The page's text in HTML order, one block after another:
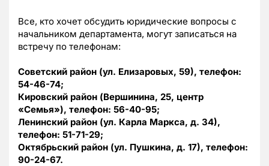
Все, кто хочет обсудить юридические вопросы с
начальником департамента, могут записаться на
встречу по телефонам:
Советский район (ул. Елизаровых, 59), телефон:
54-46-74;
Кировский район (Вершинина, 25, центр
«Семья»), телефон: 56-40-95;
Ленинский район (ул. Карла Маркса, д. 34),
телефон: 51-71-29;
Октябрьский район (ул. Пушкина, д. 17), телефон:
90-24-67.